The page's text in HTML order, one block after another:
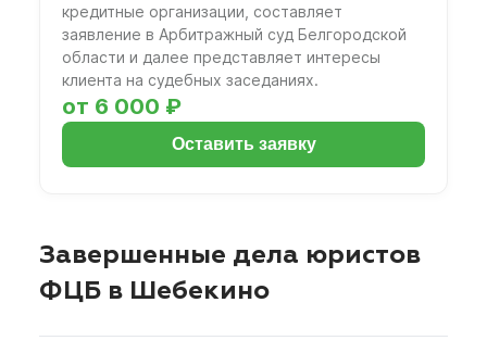
кредитные организации, составляет
заявление в Арбитражный суд Белгородской
области и далее представляет интересы
клиента на судебных заседаниях.
от 6 000 ₽
Оставить заявку
Завершенные дела юристов
ФЦБ в Шебекино